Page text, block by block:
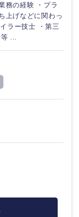
務の経験 ・プラ
上げなどに関わっ
ラー技士 ・第三
...